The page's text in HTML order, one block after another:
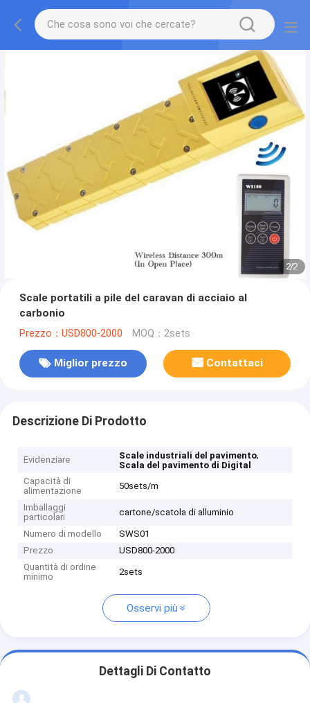
2/2
Scale portatili a pile del caravan di acciaio al
carbonio
Prezzo：USD800-2000 MOQ：2sets
Miglior prezzo Contattaci
Descrizione Di Prodotto
Evidenziare Scale industriali del pavimento,
Scala del pavimento di Digital
Capacità di
alimentazione
50sets/m
Imballaggi
particolari
cartone/scatola di alluminio
Numero di modello
SWS01
Prezzo
USD800-2000
Quantità di ordine
minimo
2sets
Osservi più
Dettagli Di Contatto